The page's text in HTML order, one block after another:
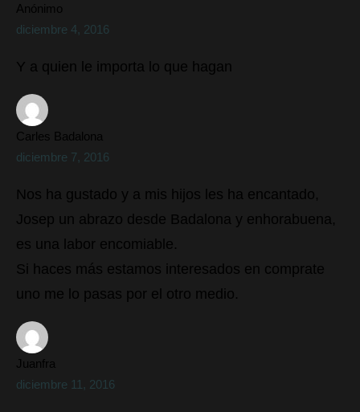
Anónimo
diciembre 4, 2016
Y a quien le importa lo que hagan
Carles Badalona
diciembre 7, 2016
Nos ha gustado y a mis hijos les ha encantado,
Josep un abrazo desde Badalona y enhorabuena,
es una labor encomiable.
Si haces más estamos interesados en comprate
uno me lo pasas por el otro medio.
Juanfra
diciembre 11, 2016